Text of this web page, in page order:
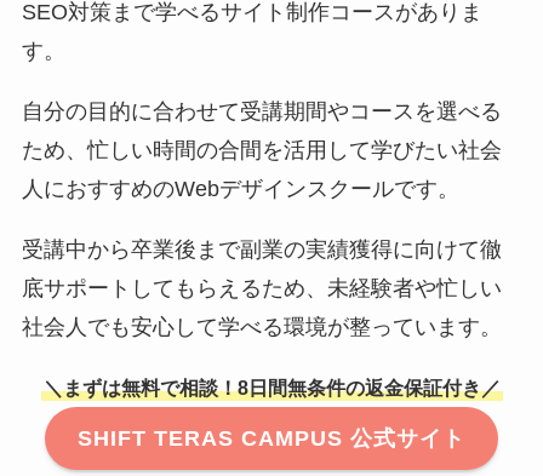
SEO対策まで学べるサイト制作コースがありま
す。
自分の目的に合わせて受講期間やコースを選べる
ため、忙しい時間の合間を活用して学びたい社会
人におすすめのWebデザインスクールです。
受講中から卒業後まで副業の実績獲得に向けて徹
底サポートしてもらえるため、未経験者や忙しい
社会人でも安心して学べる環境が整っています。
＼まずは無料で相談！8日間無条件の返金保証付き／
SHIFT TERAS CAMPUS 公式サイト